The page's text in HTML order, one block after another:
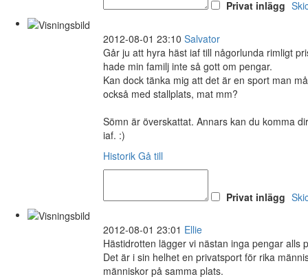
Privat inlägg
2012-08-01 23:10 Salvator
Går ju att hyra häst iaf till någorlunda rimligt
hade min familj inte så gott om pengar.
Kan dock tänka mig att det är en sport man
också med stallplats, mat mm?
Sömn är överskattat. Annars kan du komma
iaf. :)
Historik Gå till
Privat inlägg
2012-08-01 23:01 Ellie
Hästidrotten lägger vi nästan inga pengar
Det är i sin helhet en privatsport för rika
människor på samma plats.